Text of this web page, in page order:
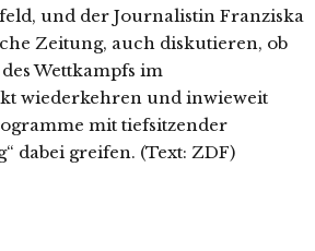
und der Journalistin Franziska
Zeitung, auch diskutieren, ob
Wettkampfs im
wiederkehren und inwieweit
mit tiefsitzender
dabei greifen. (Text: ZDF)